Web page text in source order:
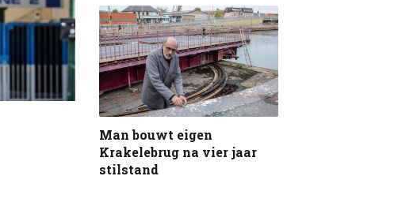
Man bouwt eigen
Krakelebrug na vier jaar
stilstand